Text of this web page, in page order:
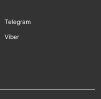
Telegram
Viber